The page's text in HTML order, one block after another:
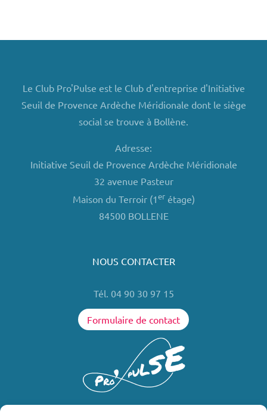
Le Club Pro'Pulse est le Club d'entreprise d'Initiative
Seuil de Provence Ardèche Méridionale dont le siège
social se trouve à Bollène.
Adresse:
Initiative Seuil de Provence Ardèche Méridionale
32 avenue Pasteur
Maison du Terroir (1erétage)
84500 BOLLENE
NOUS CONTACTER
Tél. 04 90 30 97 15
Formulaire de contact